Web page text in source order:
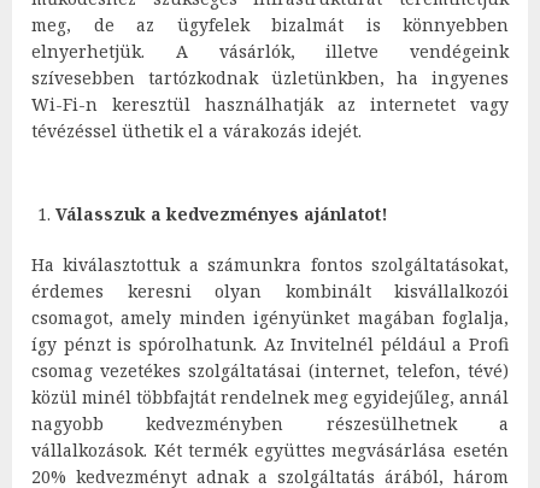
meg, de az ügyfelek bizalmát is könnyebben
elnyerhetjük. A vásárlók, illetve vendégeink
szívesebben tartózkodnak üzletünkben, ha ingyenes
Wi-Fi-n keresztül használhatják az internetet vagy
tévézéssel üthetik el a várakozás idejét.
Válasszuk a kedvezményes ajánlatot!
Ha kiválasztottuk a számunkra fontos szolgáltatásokat,
érdemes keresni olyan kombinált kisvállalkozói
csomagot, amely minden igényünket magában foglalja,
így pénzt is spórolhatunk. Az Invitelnél például a Profi
csomag vezetékes szolgáltatásai (internet, telefon, tévé)
közül minél többfajtát rendelnek meg egyidejűleg, annál
nagyobb kedvezményben részesülhetnek a
vállalkozások. Két termék együttes megvásárlása esetén
20% kedvezményt adnak a szolgáltatás árából, három